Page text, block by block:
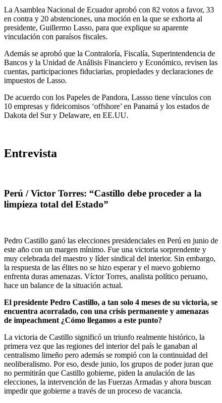
La Asamblea Nacional de Ecuador aprobó con 82 votos a favor, 33
en contra y 20 abstenciones, una moción en la que se exhorta al
presidente, Guillermo Lasso, para que explique su aparente
vinculación con paraísos fiscales.
Además se aprobó que la Contraloría, Fiscalía, Superintendencia de
Bancos y la Unidad de Análisis Financiero y Económico, revisen las
cuentas, participaciones fiduciarias, propiedades y declaraciones de
impuestos de Lasso.
De acuerdo con los Papeles de Pandora, Lassso tiene vínculos con
10 empresas y fideicomisos ‘offshore’ en Panamá y los estados de
Dakota del Sur y Delaware, en EE.UU.
Entrevista
Perú / Victor Torres: “Castillo debe proceder a la
limpieza total del Estado”
Pedro Castillo ganó las elecciones presidenciales en Perú en junio de
este año con un margen mínimo. Fue una victoria sorprendente y
muy celebrada del maestro y líder sindical del interior. Sin embargo,
la respuesta de las élites no se hizo esperar y el nuevo gobierno
enfrenta duras amenazas. Víctor Torres, analista político peruano,
hace un balance de la situación actual.
El presidente Pedro Castillo, a tan solo 4 meses de su victoria, se
encuentra acorralado, con una crisis permanente y amenazas
de impeachment ¿Cómo llegamos a este punto?
La victoria de Castillo significó un triunfo realmente histórico, la
primera vez que las regiones del interior del país le ganaban al
centralismo limeño pero además se rompió con la continuidad del
neoliberalismo. Por eso, desde junio, los grupos de poder juran que
no permitirán que Castillo gobierne, piden la anulación de las
elecciones, la intervención de las Fuerzas Armadas y ahora buscan
impedir que gobierne a través de un proceso de vacancia.